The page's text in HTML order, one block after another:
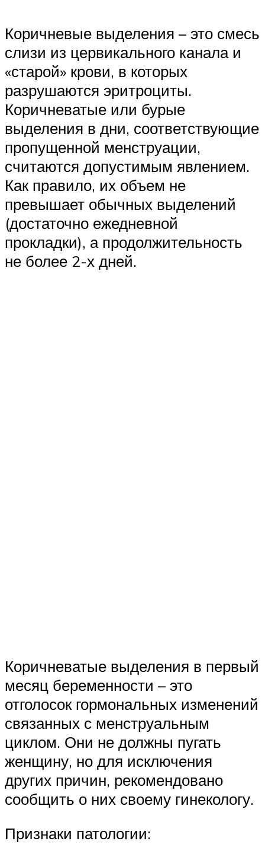
Коричневые выделения – это смесь
слизи из цервикального канала и
«старой» крови, в которых
разрушаются эритроциты.
Коричневатые или бурые
выделения в дни, соответствующие
пропущенной менструации,
считаются допустимым явлением.
Как правило, их объем не
превышает обычных выделений
(достаточно ежедневной
прокладки), а продолжительность
не более 2-х дней.
Коричневатые выделения в первый
месяц беременности – это
отголосок гормональных изменений
связанных с менструальным
циклом. Они не должны пугать
женщину, но для исключения
других причин, рекомендовано
сообщить о них своему гинекологу.
Признаки патологии: